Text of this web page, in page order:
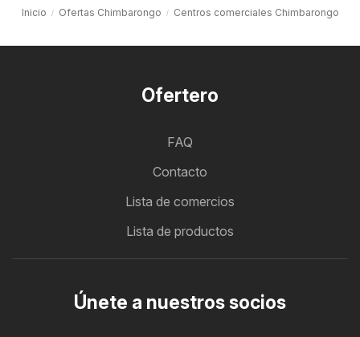
Inicio Ofertas Chimbarongo Centros comerciales Chimbarongo
Ofertero
FAQ
Contacto
Lista de comercios
Lista de productos
Únete a nuestros socios